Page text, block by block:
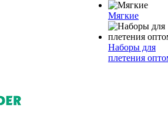
Мягкие
Наборы для
плетения